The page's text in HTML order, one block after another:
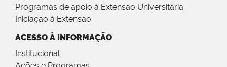
Programas de apoio à Extensão Universitária
Iniciação à Extensão
ACESSO À INFORMAÇÃO
Institucional